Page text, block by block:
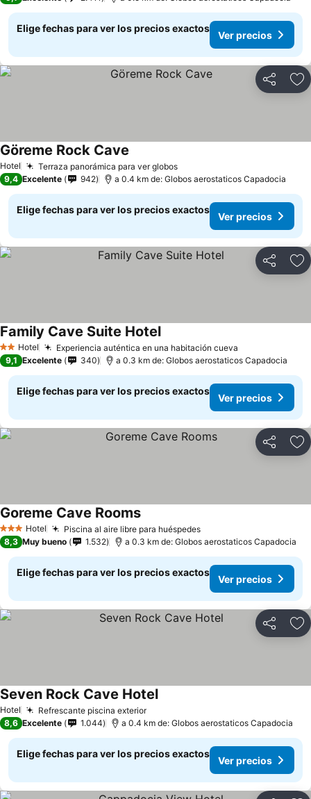
Elige fechas para ver los precios exactos
Ver precios
Compartir
Hotel Terraza panorámica para ver globos
Göreme Rock Cave
9,4 Excelente 942 a 0.4 km de: Globos aerostaticos Capadocia
Elige fechas para ver los precios exactos
Ver precios
Compartir
2 Estrellas
Hotel Experiencia auténtica en una habitación cueva
Family Cave Suite Hotel
9,1 Excelente 340 a 0.3 km de: Globos aerostaticos Capadocia
Elige fechas para ver los precios exactos
Ver precios
Compartir
3 Estrellas
Hotel Piscina al aire libre para huéspedes
Goreme Cave Rooms
8,3 Muy bueno 1.532 a 0.3 km de: Globos aerostaticos Capadocia
Elige fechas para ver los precios exactos
Ver precios
Compartir
Hotel Refrescante piscina exterior
Seven Rock Cave Hotel
8,6 Excelente 1.044 a 0.4 km de: Globos aerostaticos Capadocia
Elige fechas para ver los precios exactos
Ver precios